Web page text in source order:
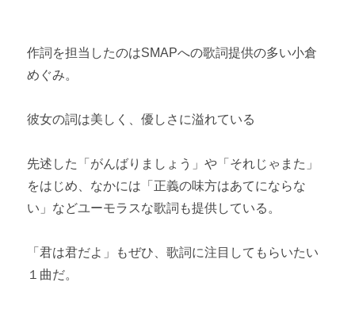
作詞を担当したのはSMAPへの歌詞提供の多い小倉
めぐみ。
彼女の詞は美しく、優しさに溢れている
先述した「がんばりましょう」や「それじゃまた」
をはじめ、なかには「正義の味方はあてにならな
い」などユーモラスな歌詞も提供している。
「君は君だよ」もぜひ、歌詞に注目してもらいたい
１曲だ。